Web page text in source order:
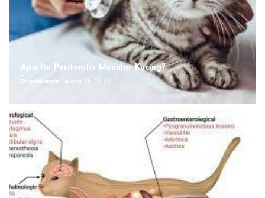
Apa Itu Peritonitis Menular Kucing?
Draddiecm March 25, 2023